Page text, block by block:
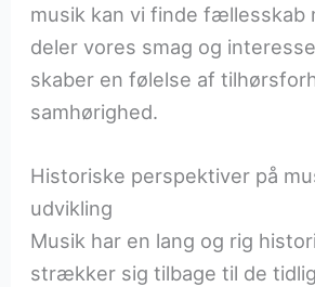
musik kan vi finde fællesskab
deler vores smag og
skaber en følelse af
samhørighed.
Historiske perspektiver på
udvikling
Musik har en lang og rig
strækker sig tilbage til de